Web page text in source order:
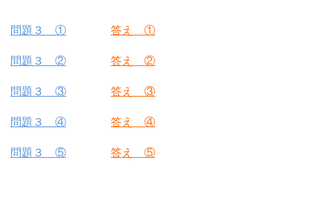
問題３ ① 答え ①
問題３ ② 答え ②
問題３ ③ 答え ③
問題３ ④ 答え ④
問題３ ⑤ 答え ⑤